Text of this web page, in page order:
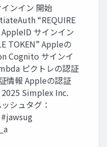
ンイン 開始
“REQUIRE
AppleID サインイン
TOKEN” Appleの
Cognito サインイ
ピクトレの認証
情報 Appleの認証
Simplex Inc.
シュタグ：